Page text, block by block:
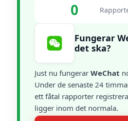
0
Fungerar
det ska?
Just nu fungerar WeChat
Under de senaste 24
ett fåtal rapporter
ligger inom det normala.